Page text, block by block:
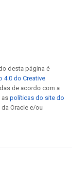
desta página é
4.0 do Creative
de acordo com a
aspolíticas do site do
Oracle e/ou